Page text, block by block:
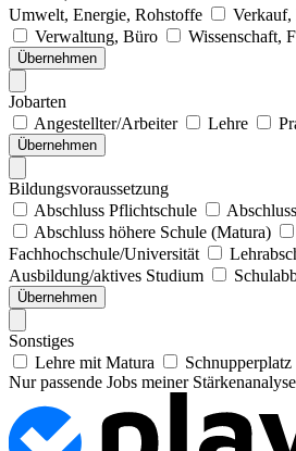
Umwelt, Energie, Rohstoffe
Verkauf,
Verwaltung, Büro
Wissenschaft,
Übernehmen
Jobarten
Angestellter/Arbeiter
Lehre
Übernehmen
Bildungsvoraussetzung
Abschluss Pflichtschule
Abschluss höhere Schule (Matura)
Fachhochschule/Universität
Ausbildung/aktives Studium
Übernehmen
Sonstiges
Lehre mit Matura
Schnupperplatz
Nur passende Jobs meiner